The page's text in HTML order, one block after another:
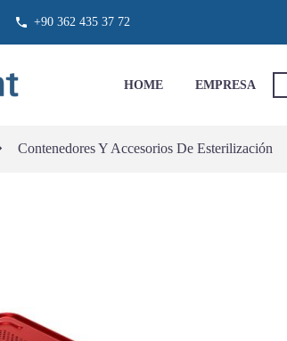
+90 362 435 37 72
HOME EMPRESA
Contenedores Y Accesorios De Esterilización